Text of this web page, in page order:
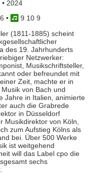
• 2024
•
9 10 9
(1811-1885) scheint
des 19. Jahrhunderts
Netzwerker:
Musikschriftsteller,
oder befreundet mit
Zeit, machte er in
von Bach und
Jahre in Italien, animierte
auch die Grabrede
in Düsseldorf
Musikdirektor von Köln,
zum Aufstieg Kölns als
bei. Über 500 Werke
ist weitgehend
will das Label cpo die
sechs